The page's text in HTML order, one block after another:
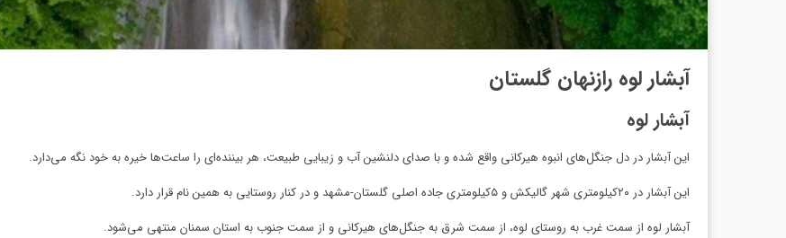
آبشار لوه رازنهان گلستان
آبشار لوه
این آبشار در دل جنگل‌های انبوه هیرکانی واقع شده و با صدای دلنشین آب و زیبایی طبیعت، هر بیننده‌ای را ساعت‌ها خیره به خود نگه ‌می‌دارد.
این آبشار در ۲۰کیلومتری شهر گالیکش و ۵کیلومتری جاده اصلی گلستان-مشهد و در کنار روستایی به همین نام قرار دارد.
آبشار لوه از سمت غرب به روستای لوه، از سمت شرق به جنگل‌های هیرکانی و از سمت جنوب به استان سمنان منتهی می‌شود.